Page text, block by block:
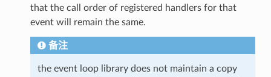
that the call order of registered handlers for that
event will remain the same.
备注
the event loop library does not maintain a copy